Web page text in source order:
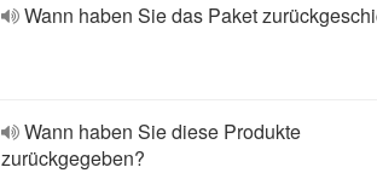
Wann haben Sie das Paket
Wann haben Sie diese Produkte
zurückgegeben?